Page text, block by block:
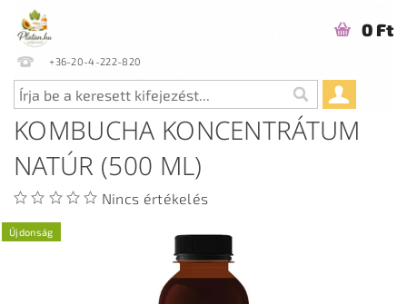
+36-20-4-222-820
0 Ft
KOMBUCHA KONCENTRÁTUM
NATÚR (500 ML)
Nincs értékelés
Újdonság